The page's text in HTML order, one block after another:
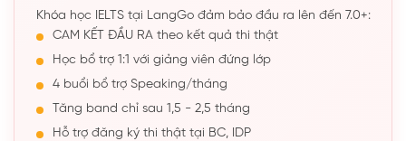
Khóa học IELTS tại LangGo đảm bảo đầu ra lên đến 7.0+:
CAM KẾT ĐẦU RA theo kết quả thi thật
Học bổ trợ 1:1 với giảng viên đứng lớp
4 buổi bổ trợ Speaking/tháng
Tăng band chỉ sau 1,5 - 2,5 tháng
Hỗ trợ đăng ký thi thật tại BC, IDP